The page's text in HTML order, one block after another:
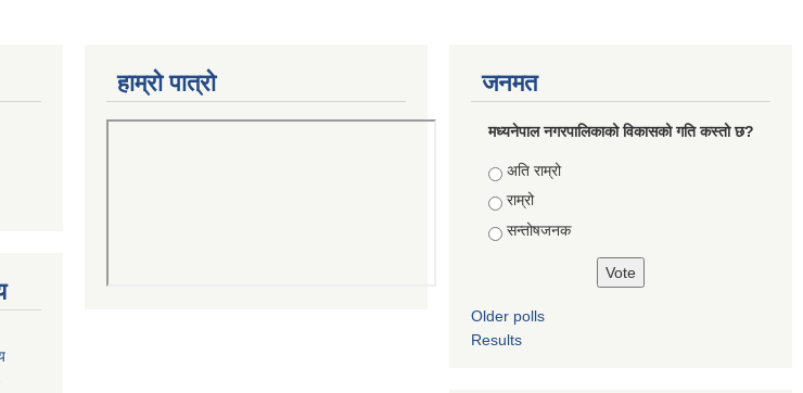
हाम्रो पात्रो जनमत
मध्यनेपाल नगरपालिकाको विकासको गति कस्तो छ?
Choices
अति राम्रो
राम्रो
सन्तोषजनक
Older polls
Results